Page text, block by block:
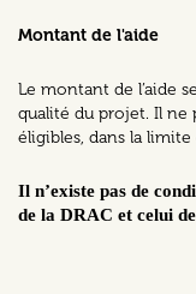
Montant de l'aide
Le montant de l’aide
qualité du projet. Il ne
éligibles, dans la limite
Il n’existe pas de
de la DRAC et celui